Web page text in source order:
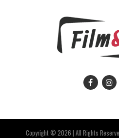
Copyright © 2026 | All Rights